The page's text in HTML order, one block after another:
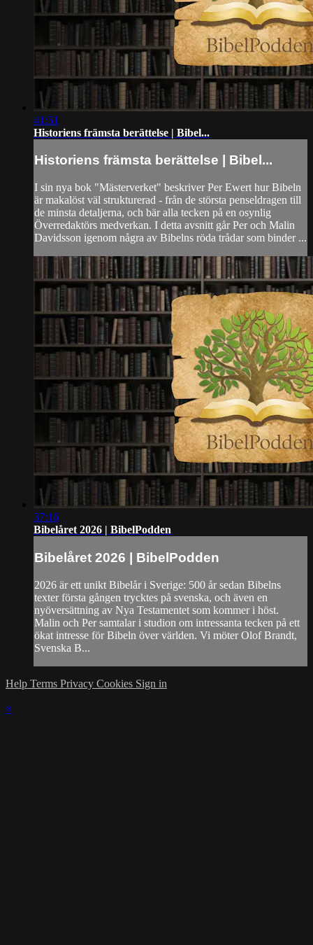
41:51
Historiens främsta berättelse | Bibel...
Historiens främsta berättelse | Bibel...
I sin nya bok "Mästerverket" beskriver Per Ewert hur Bibeln
är makalöst väl strukturerad - från de största penseldragen till
de minsta detaljerna, och bär alla tecken på en osynlig
Överredaktörs medverkan. I detta avsnitt går Per och Malin
Davidsson igenom några av Bibelns röda trådar som binder ...
37:16
Bibelåret 2026 | BibelPodden
Bibelåret 2026 | BibelPodden
2026 är ett unikt Bibelår i Sverige: 500 år sedan Bibelns
texter första gången trycktes på svenska, och även en
nyöversättning av Nya Testamentet som kommer i höst.
Malin och Per samtalar i studion om intressanta tecken på ett
ökat intresse för Bibeln över världen. Vi möter Olof Brandt,
Svenska B...
Help Terms Privacy Cookies Sign in
×